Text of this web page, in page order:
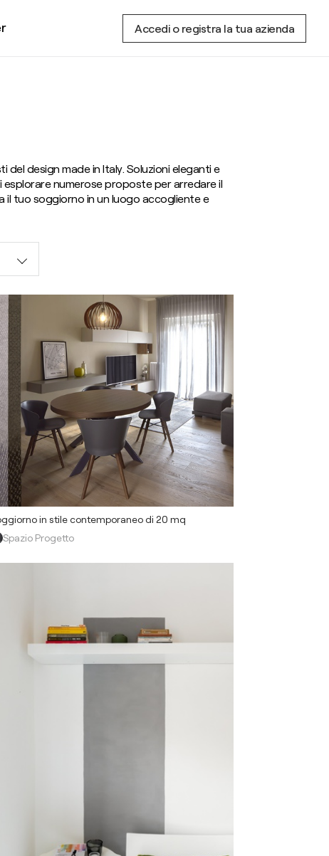
Accedi o registra la tua azienda
design made in Italy. Soluzioni eleganti e
esplorare numerose proposte per arredare il
tuo soggiorno in un luogo accogliente e
in stile contemporaneo di 20 mq
Spazio Progetto